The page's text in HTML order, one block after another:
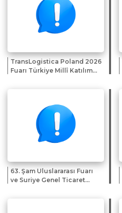
TransLogistica Poland 2026
Fuarı Türkiye Millî Katılım
63. Şam Uluslararası Fuarı
ve Suriye Genel Ticaret